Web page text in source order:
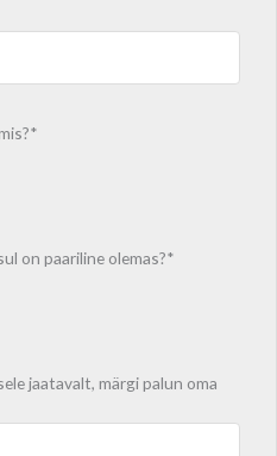
on paariline olemas?*
jaatavalt, märgi palun oma